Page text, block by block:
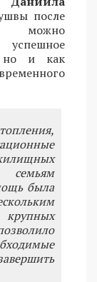
после
можно
успешное
но и как
семьям
была